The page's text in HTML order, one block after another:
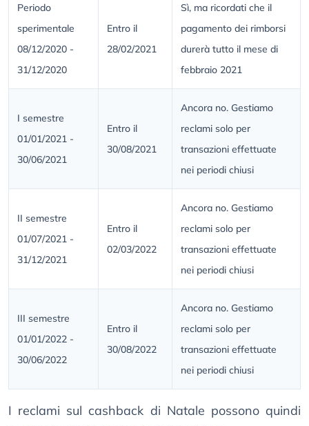
Periodo
sperimentale
08/12/2020 -
31/12/2020
Entro il
28/02/2021
Sì, ma ricordati che il
pagamento dei rimborsi
durerà tutto il mese di
febbraio 2021
I semestre
01/01/2021 -
30/06/2021
Entro il
30/08/2021
Ancora no. Gestiamo
reclami solo per
transazioni effettuate
nei periodi chiusi
II semestre
01/07/2021 -
31/12/2021
Entro il
02/03/2022
Ancora no. Gestiamo
reclami solo per
transazioni effettuate
nei periodi chiusi
III semestre
01/01/2022 -
30/06/2022
Entro il
30/08/2022
Ancora no. Gestiamo
reclami solo per
transazioni effettuate
nei periodi chiusi
I reclami sul cashback di Natale possono quindi